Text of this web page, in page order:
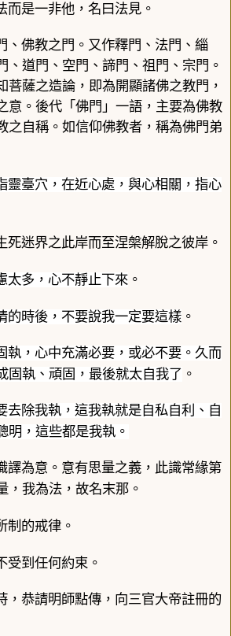
而是一非他，名曰 法見 。
、佛教之門。又作釋門、法門、緇
、道門、空門、諦門、祖門、宗門。
菩薩之造論，即為開顯諸佛之教門，
意。後代「 佛門 」一語，主要為佛教
之自稱。如信仰佛教者，稱為佛門 弟
靈臺穴，在近心處，與心相關，指心
死迷界之此岸而至涅槃解脫之彼岸。
太多，心不靜止下來 。
的時後，不要說我一定要這樣 。
執，心中充滿必要，或必不要。久而
固執、頑固，最後就太自我了 。
去除我執，這我執就是自私自利、自
明，這些都是我執。
譯為意。意有思量之義，此識常緣第
，我為法，故名末那。
制的戒律。
受到任何約束。
，恭請明師點傳，向三官大帝註冊的